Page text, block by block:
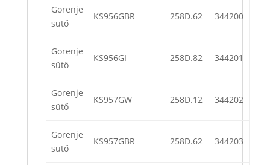
Gorenje
sütő
KS956GBR 258D.62 344200
Gorenje
sütő
KS956GI 258D.82 344201
Gorenje
sütő
KS957GW 258D.12 344202
Gorenje
sütő
KS957GBR 258D.62 344203